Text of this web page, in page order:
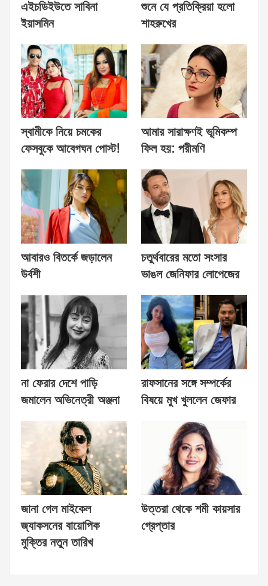
এইচডিইউতে সাবিনা
ইয়াসমিন
শুনে যে প্রতিক্রিয়া হলো
শাহরুখের
স্বামীকে নিয়ে চমকের
ফেসবুকে আবেগঘন পোস্ট!
আমার সারাক্ষণই ভূমিকম্প
ফিল হয়: পরীমণি
আবারও বিতর্কে জড়ালেন
উর্বশী
চতুর্থবারের মতো সংসার
ভাঙল জেনিফার লোপেজের
না ফেরার দেশে পাড়ি
জমালেন অভিনেত্রী অঞ্জনা
রাফসানের সঙ্গে সম্পর্কের
বিষয়ে মুখ খুললেন জেফার
জানা গেল মাইকেল
জ্যাকসনের বায়োপিক
মুক্তির নতুন তারিখ
উত্তরা থেকে শমী কায়সার
গ্রেপ্তার